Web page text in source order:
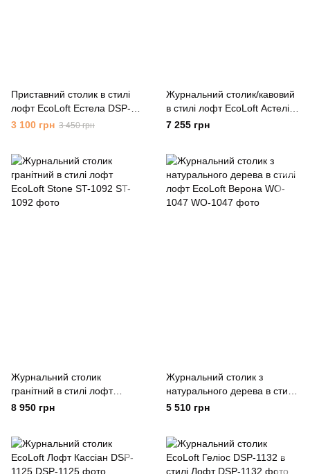
Приставний столик в стилі
лофт EcoLoft Естела DSP-
1066
3 100 грн 3 450 грн
Журнальний столик/кавовий
в стилі лофт EcoLoft Астелія
DSP-1053
7 255 грн
Журнальний столик
гранітний в стилі лофт
EcoLoft Stone ST-1092
8 950 грн
Журнальний столик з
натурального дерева в стилі
лофт EcoLoft Верона WO-
5 510 грн